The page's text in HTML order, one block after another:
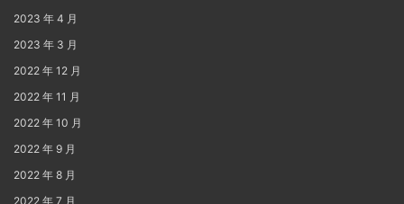
2023 年 4 月
2023 年 3 月
2022 年 12 月
2022 年 11 月
2022 年 10 月
2022 年 9 月
2022 年 8 月
2022 年 7 月